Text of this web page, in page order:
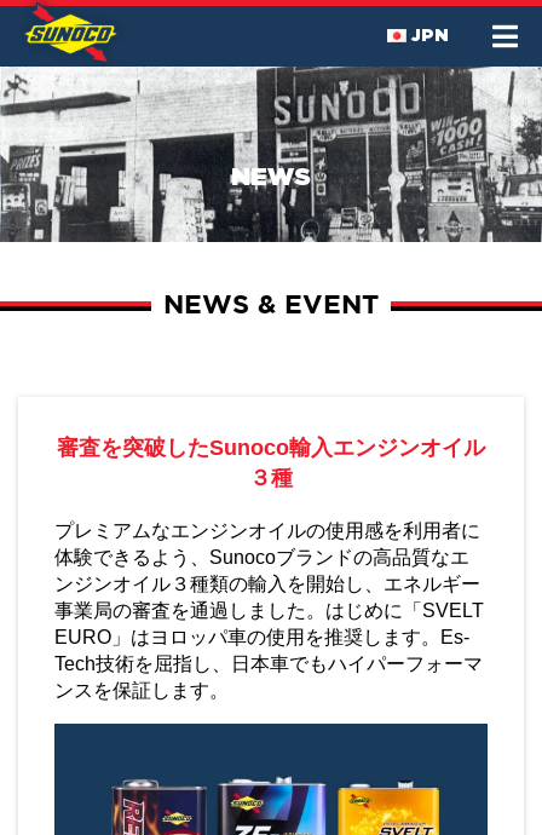
JPN
NEWS
NEWS & EVENT
審査を突破したSunoco輸入エンジンオイル
３種
プレミアムなエンジンオイルの使用感を利用者に
体験できるよう、 Sunocoブランドの高品質なエ
ンジンオイル３種類の輸入を開始し、エネルギー
事業局の審査を通過しました。はじめに「 SVELT
EURO 」はヨロッパ車の使用を推奨します。
Es-
Tech技術を屈指し、日本車でもハイパーフォーマ
ンスを保証します。